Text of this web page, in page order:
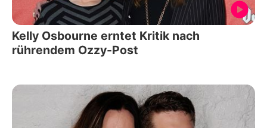
Kelly Osbourne erntet Kritik nach
rührendem Ozzy-Post